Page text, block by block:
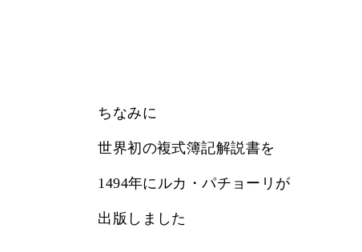
ちなみに
世界初の複式簿記解説書を
1494年にルカ・パチョーリが
出版しました